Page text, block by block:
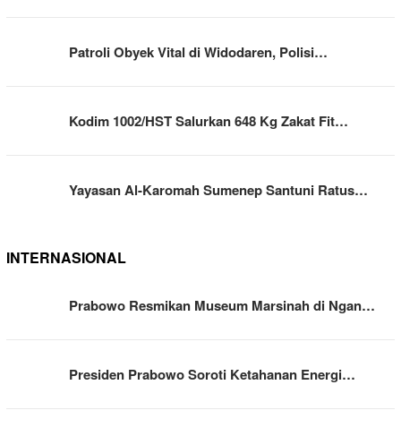
Patroli Obyek Vital di Widodaren, Polisi…
Kodim 1002/HST Salurkan 648 Kg Zakat Fit…
Yayasan Al-Karomah Sumenep Santuni Ratus…
INTERNASIONAL
Prabowo Resmikan Museum Marsinah di Ngan…
Presiden Prabowo Soroti Ketahanan Energi…